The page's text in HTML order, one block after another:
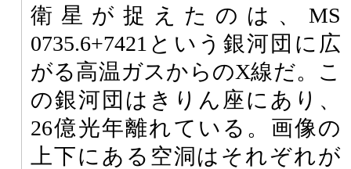
衛星が捉えたのは、MS
0735.6+7421という銀河団に広
がる高温ガスからのX線だ。こ
の銀河団はきりん座にあり、
26億光年離れている。画像の
上下にある空洞はそれぞれが